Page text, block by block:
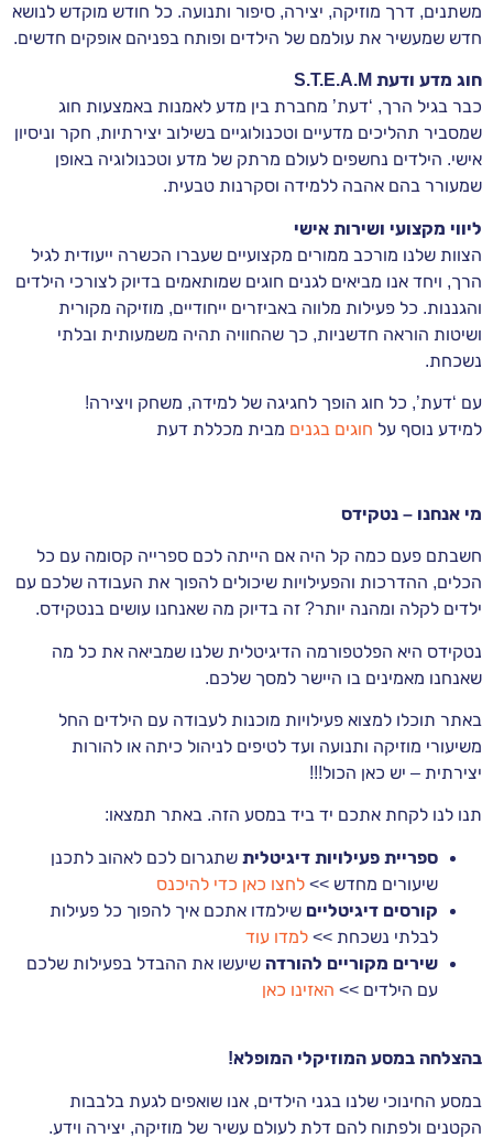
משתנים, דרך מוזיקה, יצירה, סיפור ותנועה. כל חודש מוקדש לנושא
חדש שמעשיר את עולמם של הילדים ופותח בפניהם אופקים חדשים.
חוג מדע ודעת S.T.E.A.M
כבר בגיל הרך, ‘דעת’ מחברת בין מדע לאמנות באמצעות חוג
שמסביר תהליכים מדעיים וטכנולוגיים בשילוב יצירתיות, חקר וניסיון
אישי. הילדים נחשפים לעולם מרתק של מדע וטכנולוגיה באופן
שמעורר בהם אהבה ללמידה וסקרנות טבעית.
ליווי מקצועי ושירות אישי
הצוות שלנו מורכב ממורים מקצועיים שעברו הכשרה ייעודית לגיל
הרך, ויחד אנו מביאים לגנים חוגים שמותאמים בדיוק לצורכי הילדים
והגננות. כל פעילות מלווה באביזרים ייחודיים, מוזיקה מקורית
ושיטות הוראה חדשניות, כך שהחוויה תהיה משמעותית ובלתי
נשכחת.
עם ‘דעת’, כל חוג הופך לחגיגה של למידה, משחק ויצירה!
למידע נוסף על חוגים בגנים מבית מכללת דעת
מי אנחנו – נטקידס
חשבתם פעם כמה קל היה אם הייתה לכם ספרייה קסומה עם כל
הכלים, ההדרכות והפעילויות שיכולים להפוך את העבודה שלכם עם
ילדים לקלה ומהנה יותר? זה בדיוק מה שאנחנו עושים בנטקידס.
נטקידס היא הפלטפורמה הדיגיטלית שלנו שמביאה את כל מה
שאנחנו מאמינים בו היישר למסך שלכם.
באתר תוכלו למצוא פעילויות מוכנות לעבודה עם הילדים החל
משיעורי מוזיקה ותנועה ועד לטיפים לניהול כיתה או להורות
יצירתית – יש כאן הכול!!!
תנו לנו לקחת אתכם יד ביד במסע הזה. באתר תמצאו:
ספריית פעילויות דיגיטלית שתגרום לכם לאהוב לתכנן
שיעורים מחדש >> לחצו כאן כדי להיכנס
קורסים דיגיטליים שילמדו אתכם איך להפוך כל פעילות
לבלתי נשכחת >> למדו עוד
שירים מקוריים להורדה שיעשו את ההבדל בפעילות שלכם
עם הילדים >> האזינו כאן
בהצלחה במסע המוזיקלי המופלא!
במסע החינוכי שלנו בגני הילדים, אנו שואפים לגעת בלבבות
הקטנים ולפתוח להם דלת לעולם עשיר של מוזיקה, יצירה וידע.